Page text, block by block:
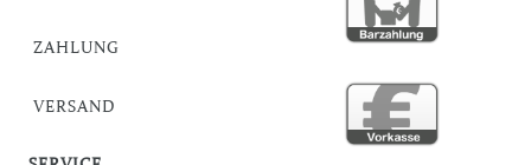
ZAHLUNG
VERSAND